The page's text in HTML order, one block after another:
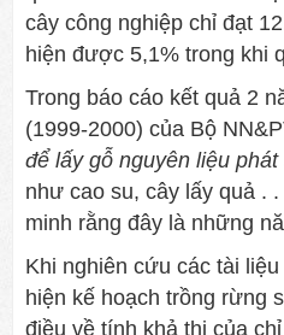
cây công nghiệp chỉ đạt
hiện được 5,1% trong khi
Trong báo cáo kết quả 2
(1999-2000) của Bộ
để lấy gỗ nguyên liệu
như cao su, cây lấy quả .
minh rằng đây là những
Khi nghiên cứu các tài
hiện kế hoạch trồng rừng
điều về tính khả thi của